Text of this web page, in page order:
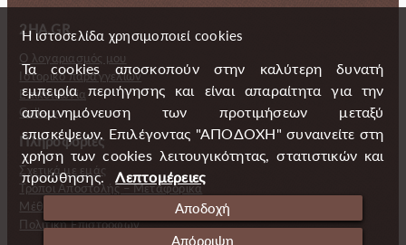
2HA.GR
Ο λογαριασμός μου
Ιστορικό παραγγελιών
Επικοινωνία
Gallery
Πληροφορίες
Σχετικά με εμάς
Τρόποι Αποστολής – Μεταφορικά
Μέθοδοι πληρωμής
Πολιτική Επιστροφών
Η ιστοσελίδα χρησιμοποιεί cookies
Τα cookies αποσκοπούν στην καλύτερη δυνατή
εμπειρία περιήγησης και είναι απαραίτητα για την
απομνημόνευση των προτιμήσεων μεταξύ
επισκέψεων. Επιλέγοντας "ΑΠΟΔΟΧΗ" συναινείτε στη
χρήση των cookies λειτουγικότητας, στατιστικών και
προώθησης.
Λεπτομέρειες
Αποδοχή
Απόρριψη